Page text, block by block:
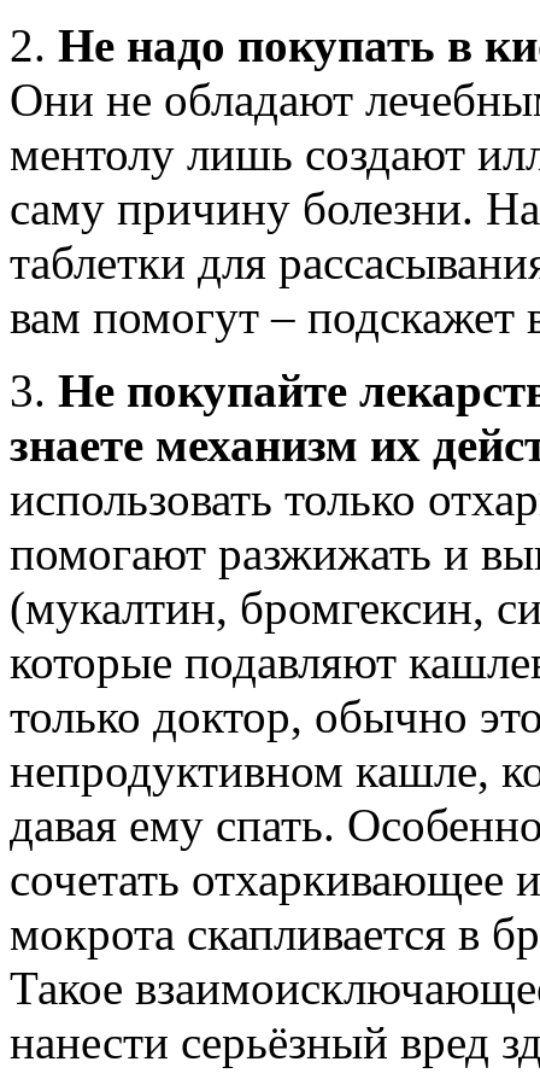
2. Не надо покупать в
Они не обладают
ментолу лишь создают
саму причину болезни.
таблетки для
вам помогут – подскажет
3. Не покупайте
знаете механизм их
использовать только
помогают разжижать и
(мукалтин, бромгексин,
которые подавляют
только доктор, обычно
непродуктивном кашле,
давая ему спать.
сочетать отхаркивающее
мокрота скапливается в
Такое
нанести серьёзный вред